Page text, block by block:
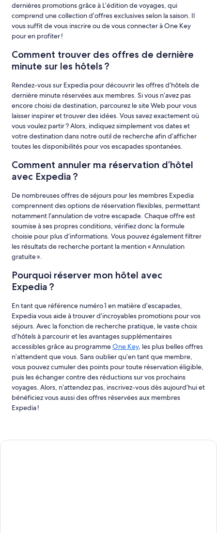
dernières promotions grâce à L’édition de voyages, qui
comprend une collection d’offres exclusives selon la saison. Il
vous suffit de vous inscrire ou de vous connecter à One Key
pour en profiter !
Comment trouver des offres de dernière
minute sur les hôtels ?
Rendez-vous sur Expedia pour découvrir les offres d’hôtels de
dernière minute réservées aux membres. Si vous n’avez pas
encore choisi de destination, parcourez le site Web pour vous
laisser inspirer et trouver des idées. Vous savez exactement où
vous voulez partir ? Alors, indiquez simplement vos dates et
votre destination dans notre outil de recherche afin d’afficher
toutes les disponibilités pour vos escapades spontanées.
Comment annuler ma réservation d’hôtel
avec Expedia ?
De nombreuses offres de séjours pour les membres Expedia
comprennent des options de réservation flexibles, permettant
notamment l’annulation de votre escapade. Chaque offre est
soumise à ses propres conditions, vérifiez donc la formule
choisie pour plus d’informations. Vous pouvez également filtrer
les résultats de recherche portant la mention « Annulation
gratuite ».
Pourquoi réserver mon hôtel avec
Expedia ?
En tant que référence numéro 1 en matière d’escapades,
Expedia vous aide à trouver d’incroyables promotions pour vos
séjours. Avec la fonction de recherche pratique, le vaste choix
d’hôtels à parcourir et les avantages supplémentaires
accessibles grâce au programmeOne Key, les plus belles offres
n’attendent que vous. Sans oublier qu’en tant que membre,
vous pouvez cumuler des points pour toute réservation éligible,
puis les échanger contre des réductions sur vos prochains
voyages. Alors, n’attendez pas, inscrivez-vous dès aujourd’hui et
bénéficiez vous aussi des offres réservées aux membres
Expedia !